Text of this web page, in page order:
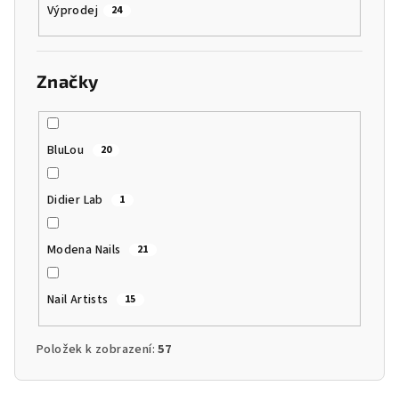
Výprodej 24
Značky
BluLou 20
Didier Lab 1
Modena Nails 21
Nail Artists 15
Položek k zobrazení:57